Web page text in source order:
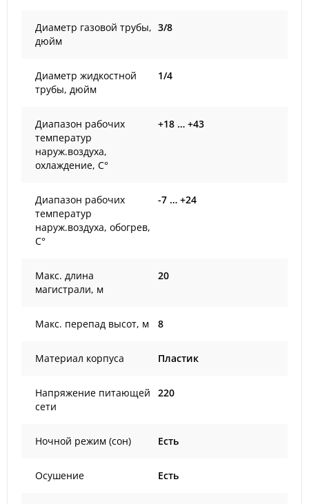
Диаметр газовой трубы,
дюйм
3/8
Диаметр жидкостной
трубы, дюйм
1/4
Диапазон рабочих
температур
наруж.воздуха,
охлаждение, С°
+18 … +43
Диапазон рабочих
температур
наруж.воздуха, обогрев,
С°
-7 … +24
Макс. длина
магистрали, м
20
Макс. перепад высот, м 8
Материал корпуса Пластик
Напряжение питающей
сети
220
Ночной режим (сон) Есть
Осушение Есть